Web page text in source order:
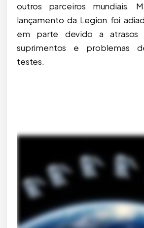
outros parceiros mundiais.
lançamento da Legion foi
em parte devido a atrasos
suprimentos e problemas
testes.